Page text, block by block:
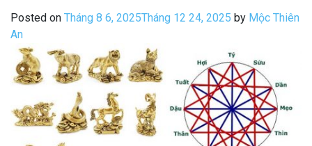
Tác
Ai
nên
đeo?”
Mệnh
Tác
dụng
gì?
Ai
nên
Posted on Tháng 8 6, 2025Tháng 12 24, 2025 by Mộc Thiên
An